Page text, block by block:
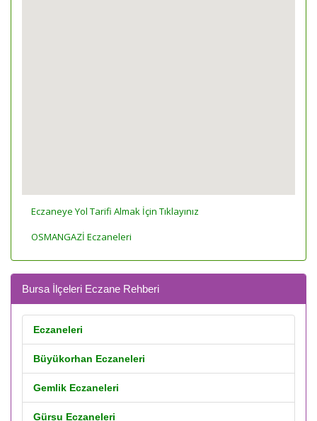
Eczaneye Yol Tarifi Almak İçin Tıklayınız
OSMANGAZİ Eczaneleri
Bursa İlçeleri Eczane Rehberi
Eczaneleri
Büyükorhan Eczaneleri
Gemlik Eczaneleri
Gürsu Eczaneleri